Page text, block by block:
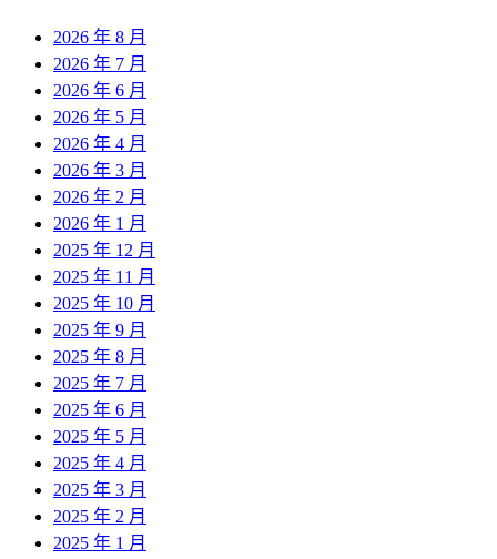
2026 年 8 月
2026 年 7 月
2026 年 6 月
2026 年 5 月
2026 年 4 月
2026 年 3 月
2026 年 2 月
2026 年 1 月
2025 年 12 月
2025 年 11 月
2025 年 10 月
2025 年 9 月
2025 年 8 月
2025 年 7 月
2025 年 6 月
2025 年 5 月
2025 年 4 月
2025 年 3 月
2025 年 2 月
2025 年 1 月